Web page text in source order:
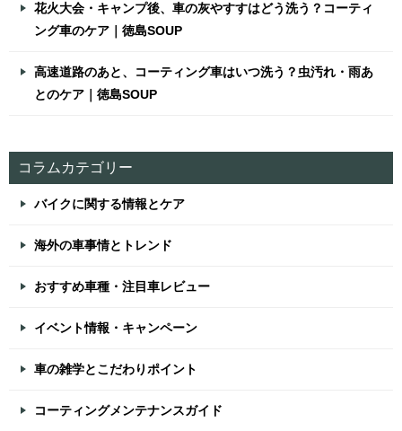
花火大会・キャンプ後、車の灰やすすはどう洗う？コーティ
ング車のケア｜徳島SOUP
高速道路のあと、コーティング車はいつ洗う？虫汚れ・雨あ
とのケア｜徳島SOUP
コラムカテゴリー
バイクに関する情報とケア
海外の車事情とトレンド
おすすめ車種・注目車レビュー
イベント情報・キャンペーン
車の雑学とこだわりポイント
コーティングメンテナンスガイド